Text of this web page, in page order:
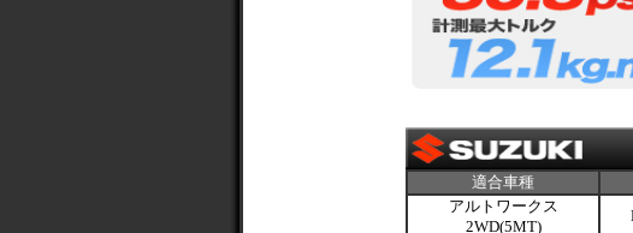
適合車種
アルトワークス
2WD(5MT)